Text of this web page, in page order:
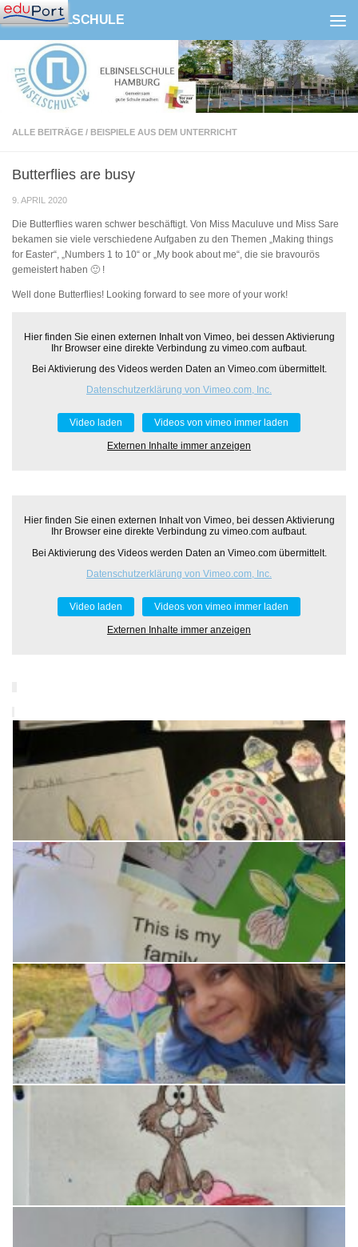
Zum Inhalt springen
ELBINSELSCHULE
ALLE BEITRÄGE / BEISPIELE AUS DEM UNTERRICHT
Butterflies are busy
9. APRIL 2020
Die Butterflies waren schwer beschäftigt. Von Miss Maculuve und Miss Sare
bekamen sie viele verschiedene Aufgaben zu den Themen „Making things
for Easter“, „Numbers 1 to 10“ or „My book about me“, die sie bravourös
gemeistert haben 🙂 !
Well done Butterflies! Looking forward to see more of your work!
Hier finden Sie einen externen Inhalt von Vimeo, bei dessen Aktivierung
Ihr Browser eine direkte Verbindung zu vimeo.com aufbaut.
Bei Aktivierung des Videos werden Daten an Vimeo.com übermittelt.
Datenschutzerklärung von Vimeo.com, Inc.
Video laden Videos von vimeo immer laden
Externen Inhalte immer anzeigen
Hier finden Sie einen externen Inhalt von Vimeo, bei dessen Aktivierung
Ihr Browser eine direkte Verbindung zu vimeo.com aufbaut.
Bei Aktivierung des Videos werden Daten an Vimeo.com übermittelt.
Datenschutzerklärung von Vimeo.com, Inc.
Video laden Videos von vimeo immer laden
Externen Inhalte immer anzeigen